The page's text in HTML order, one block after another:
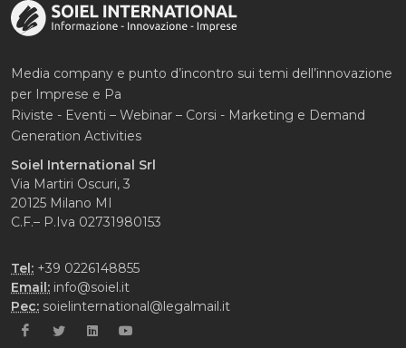
Media company e punto d’incontro sui temi dell’innovazione
per Imprese e Pa
Riviste - Eventi – Webinar – Corsi - Marketing e Demand
Generation Activities
Soiel International Srl
Via Martiri Oscuri, 3
20125 Milano MI
C.F.– P.Iva 02731980153
Tel: +39 0226148855
Email: info@soiel.it
Pec: soielinternational@legalmail.it